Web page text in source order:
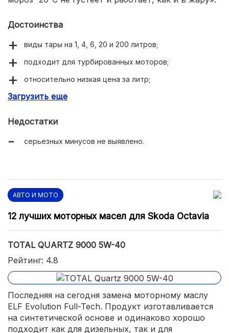
Достоинства
виды тары на 1, 4, 6, 20 и 200 литров;
подходит для турбированных моторов;
относительно низкая цена за литр;
имеются допуски от MB, VW, BMW.
Загрузить еще
Недостатки
серьезных минусов не выявлено.
АВТО И МОТО
12 лучших моторных масел для Skoda Octavia
TOTAL QUARTZ 9000 5W-40
Рейтинг: 4.8
Последняя на сегодня замена моторному маслу
ELF Evolution Full-Tech. Продукт изготавливается
на синтетической основе и одинаково хорошо
подходит как для дизельных, так и для